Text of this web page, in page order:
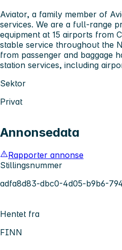
Aviator, a family member of
services. We are a full-range
equipment at 15 airports from
stable service throughout the
from passenger and baggage
station services, including
Sektor
Privat
Annonsedata
Rapporter annonse
Stillingsnummer
adfa8d83-dbc0-4d05-b9b6-
Hentet fra
FINN